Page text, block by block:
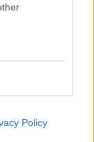
Policy